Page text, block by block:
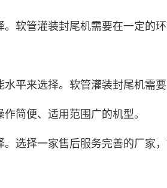
软管灌装封尾机需要在一定的
水平来选择。软管灌装封尾机需
简便、适用范围广的机型。
选择一家售后服务完善的厂家